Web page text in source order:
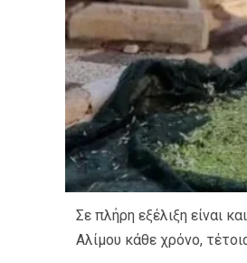
Σε πλήρη εξέλιξη είναι
Αλίμου κάθε χρόνο,